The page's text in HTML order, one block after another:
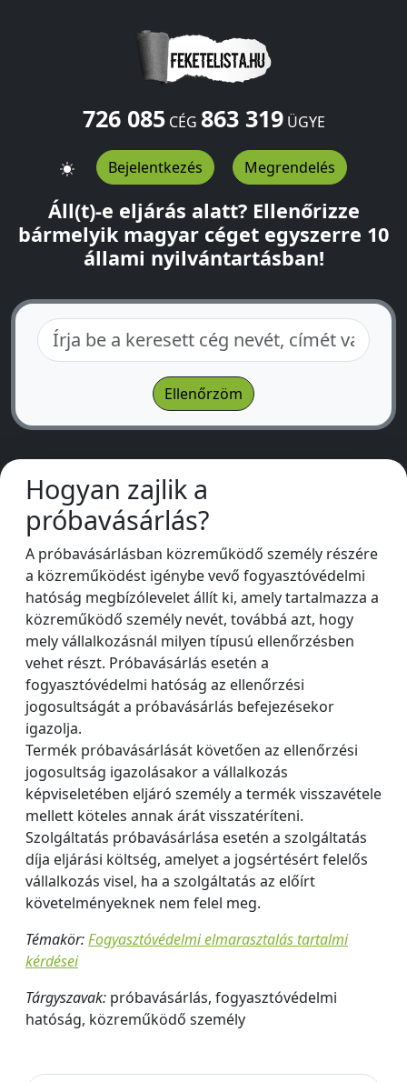
726 085CÉG 863 319ÜGYE
Bejelentkezés Megrendelés
Áll(t)-e eljárás alatt? Ellenőrizze
bármelyik magyar céget egyszerre 10
állami nyilvántartásban!
Hogyan zajlik a
próbavásárlás?
A próbavásárlásban közreműködő személy részére
a közreműködést igénybe vevő fogyasztóvédelmi
hatóság megbízólevelet állít ki, amely tartalmazza a
közreműködő személy nevét, továbbá azt, hogy
mely vállalkozásnál milyen típusú ellenőrzésben
vehet részt. Próbavásárlás esetén a
fogyasztóvédelmi hatóság az ellenőrzési
jogosultságát a próbavásárlás befejezésekor
igazolja.
Termék próbavásárlását követően az ellenőrzési
jogosultság igazolásakor a vállalkozás
képviseletében eljáró személy a termék visszavétele
mellett köteles annak árát visszatéríteni.
Szolgáltatás próbavásárlása esetén a szolgáltatás
díja eljárási költség, amelyet a jogsértésért felelős
vállalkozás visel, ha a szolgáltatás az előírt
követelményeknek nem felel meg.
Témakör:Fogyasztóvédelmi elmarasztalás tartalmi
kérdései
Tárgyszavak: próbavásárlás, fogyasztóvédelmi
hatóság, közreműködő személy